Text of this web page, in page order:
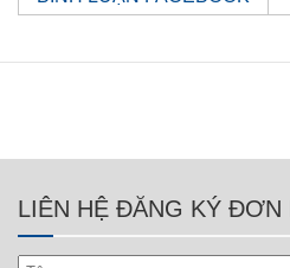
LIÊN HỆ ĐĂNG KÝ ĐƠN